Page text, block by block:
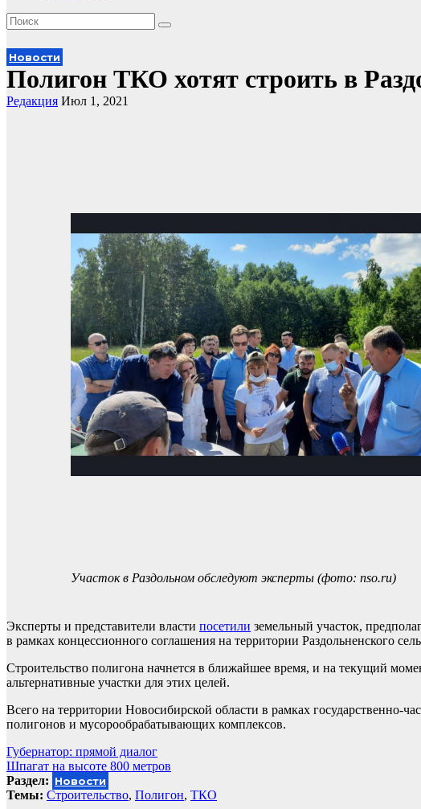
Новости
Полигон ТКО хотят строить в
Редакция Июл 1, 2021
Участок в Раздольном обследуют эксперты (фото: nso.ru)
Эксперты и представители власти посетили земельный участок,
в рамках концессионного соглашения на территории Раздольненского
Строительство полигона начнется в ближайшее время, и на текущий
альтернативные участки для этих целей.
Всего на территории Новосибирской области в рамках государственно-
полигонов и мусорообрабатывающих комплексов.
Навигация
по
записям
Губернатор: прямой диалог
Шпагат на высоте 800 метров
Раздел: Новости
Темы: Cтроительство, Полигон, ТКО